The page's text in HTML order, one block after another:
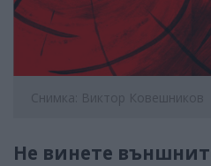
Снимка: Виктор Ковешников
Не винете